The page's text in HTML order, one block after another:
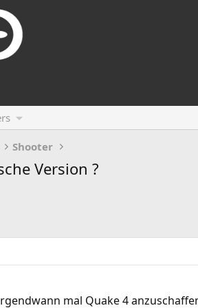
Shooter
Version ?
mal Quake 4